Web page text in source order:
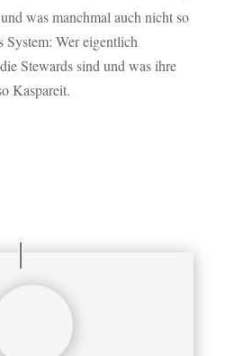
was manchmal auch nicht so
System: Wer eigentlich
Stewards sind und was ihre
Kaspareit.